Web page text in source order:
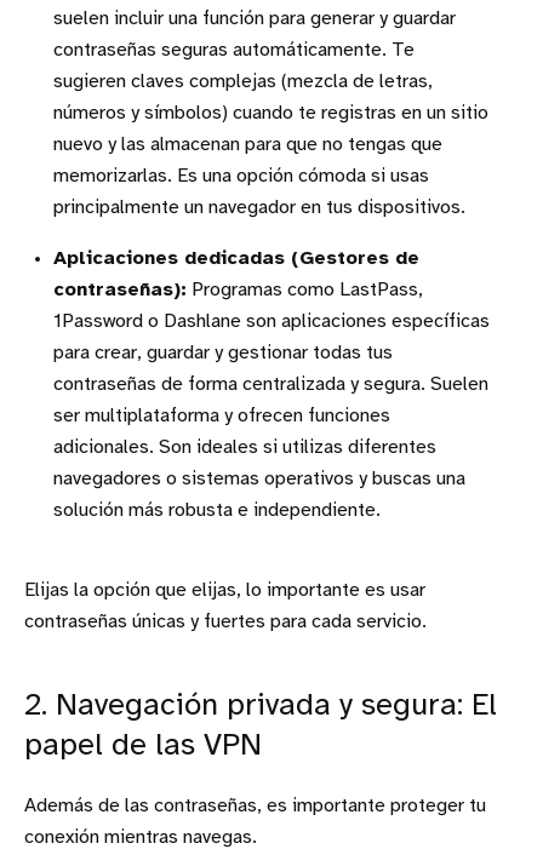
suelen incluir una función para generar y guardar
contraseñas seguras automáticamente. Te
sugieren claves complejas (mezcla de letras,
números y símbolos) cuando te registras en un sitio
nuevo y las almacenan para que no tengas que
memorizarlas. Es una opción cómoda si usas
principalmente un navegador en tus dispositivos.
Aplicaciones dedicadas (Gestores de
contraseñas): Programas como LastPass,
1Password o Dashlane son aplicaciones específicas
para crear, guardar y gestionar todas tus
contraseñas de forma centralizada y segura. Suelen
ser multiplataforma y ofrecen funciones
adicionales. Son ideales si utilizas diferentes
navegadores o sistemas operativos y buscas una
solución más robusta e independiente.
Elijas la opción que elijas, lo importante es usar
contraseñas únicas y fuertes para cada servicio.
2. Navegación privada y segura: El
papel de las VPN
Además de las contraseñas, es importante proteger tu
conexión mientras navegas.